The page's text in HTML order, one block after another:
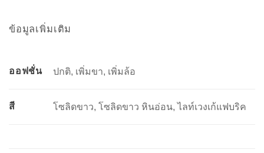
ข้อมูลเพิ่มเติม
ออฟชั่น ปกติ, เพิ่มขา, เพิ่มล้อ
สี โซลิดขาว, โซลิดขาว หินอ่อน, ไลท์เวงเก้แฟบริค